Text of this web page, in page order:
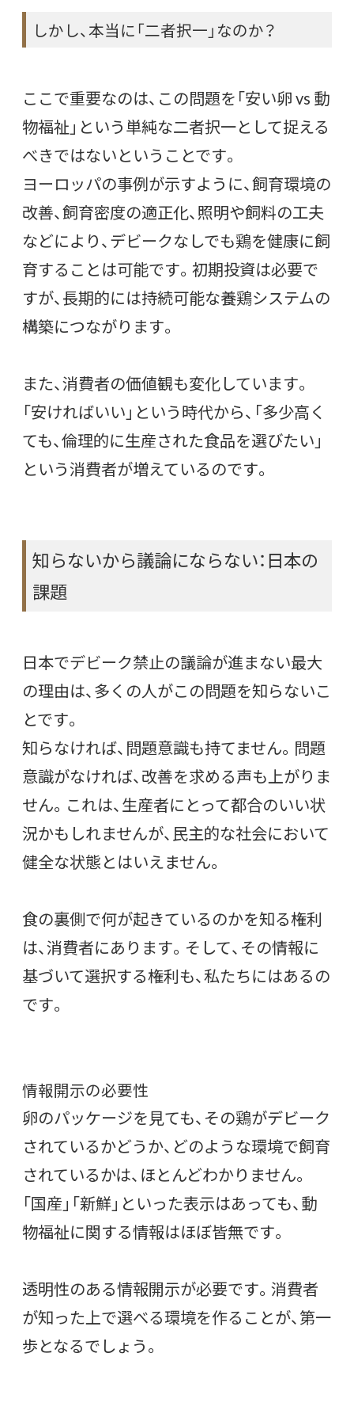
しかし、本当に「二者択一」なのか？
ここで重要なのは、この問題を「安い卵 vs 動
物福祉」という単純な二者択一として捉える
べきではないということです。
ヨーロッパの事例が示すように、飼育環境の
改善、飼育密度の適正化、照明や飼料の工夫
などにより、デビークなしでも鶏を健康に飼
育することは可能です。初期投資は必要で
すが、長期的には持続可能な養鶏システムの
構築につながります。
また、消費者の価値観も変化しています。
「安ければいい」という時代から、「多少高く
ても、倫理的に生産された食品を選びたい」
という消費者が増えているのです。
知らないから議論にならない：日本の
課題
日本でデビーク禁止の議論が進まない最大
の理由は、多くの人がこの問題を知らないこ
とです。
知らなければ、問題意識も持てません。問題
意識がなければ、改善を求める声も上がりま
せん。これは、生産者にとって都合のいい状
況かもしれませんが、民主的な社会において
健全な状態とはいえません。
食の裏側で何が起きているのかを知る権利
は、消費者にあります。そして、その情報に
基づいて選択する権利も、私たちにはあるの
です。
情報開示の必要性
卵のパッケージを見ても、その鶏がデビーク
されているかどうか、どのような環境で飼育
されているかは、ほとんどわかりません。
「国産」「新鮮」といった表示はあっても、動
物福祉に関する情報はほぼ皆無です。
透明性のある情報開示が必要です。消費者
が知った上で選べる環境を作ることが、第一
歩となるでしょう。